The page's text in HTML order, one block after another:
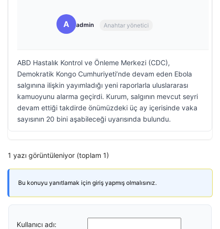
A admin Anahtar yönetici
ABD Hastalık Kontrol ve Önleme Merkezi (CDC),
Demokratik Kongo Cumhuriyeti’nde devam eden Ebola
salgınına ilişkin yayımladığı yeni raporlarla uluslararası
kamuoyunu alarma geçirdi. Kurum, salgının mevcut seyri
devam ettiği takdirde önümüzdeki üç ay içerisinde vaka
sayısının 20 bini aşabileceği uyarısında bulundu.
1 yazı görüntüleniyor (toplam 1)
Bu konuyu yanıtlamak için giriş yapmış olmalısınız.
Kullanıcı adı: